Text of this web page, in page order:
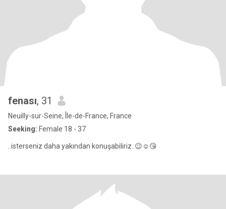
fenası, 31
Neuilly-sur-Seine, Île-de-France, France
Seeking: Female 18 - 37
..isterseniz daha yakından konuşabiliriz..😉☺️😘